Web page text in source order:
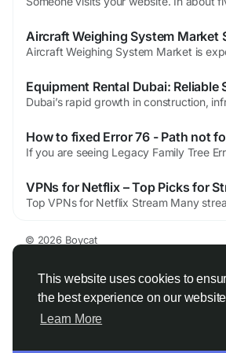
This website uses cookies to
the best experience on our website
Learn More
© 2026 Boycat